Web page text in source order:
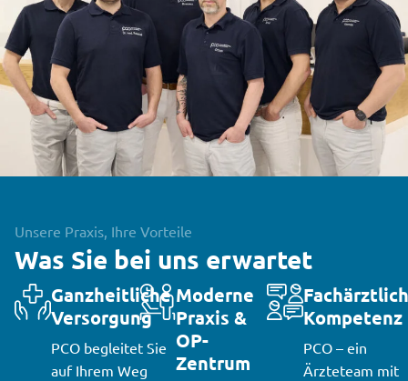
Unsere Praxis, Ihre Vorteile
Was Sie bei uns erwartet
Ganzheitliche
Versorgung
PCO begleitet Sie
auf Ihrem Weg
Moderne
Praxis &
OP-
Zentrum
Kompetenz
PCO – ein
Ärzteteam mit